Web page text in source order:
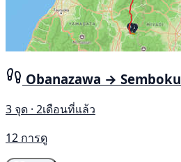
Obanazawa → Semboku
3 จุด · 2เดือนที่แล้ว
12 การดู